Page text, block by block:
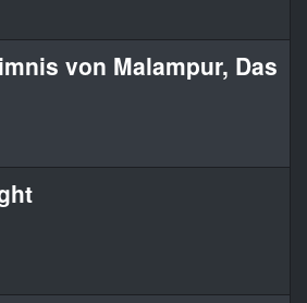
von Malampur, Das